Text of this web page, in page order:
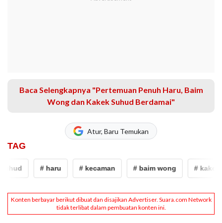
Baca Selengkapnya "Pertemuan Penuh Haru, Baim
Wong dan Kakek Suhud Berdamai"
Atur, Baru Temukan
TAG
# haru # kecaman # baim wong # kakek